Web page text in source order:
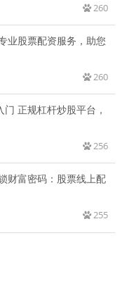
260
业股票配资服务，助您
260
正规杠杆炒股平台，
256
财富密码：股票线上配
255